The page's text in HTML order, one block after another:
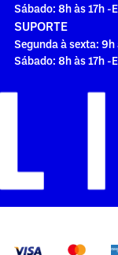
Sábado: 8h às 17h -
SUPORTE
Segunda à sexta: 9h
Sábado: 8h às 17h -